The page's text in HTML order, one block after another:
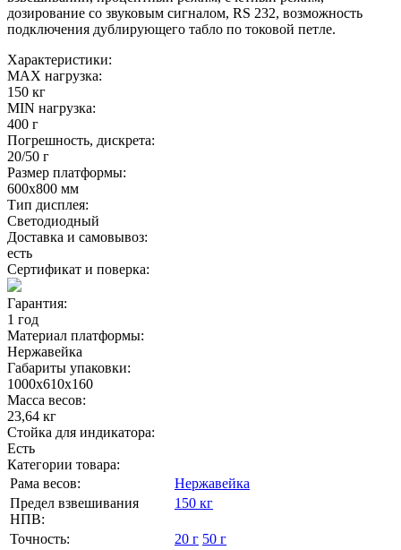
дозирование со звуковым сигналом, RS 232, возможность
подключения дублирующего табло по токовой петле.
Характеристики:
MAX нагрузка:
150 кг
MIN нагрузка:
400 г
Погрешность, дискрета:
20/50 г
Размер платформы:
600х800 мм
Тип дисплея:
Светодиодный
Доставка и самовывоз:
есть
Сертификат и поверка:
Гарантия:
1 год
Материал платформы:
Нержавейка
Габариты упаковки:
1000х610х160
Масса весов:
23,64 кг
Стойка для индикатора:
Есть
Категории товара:
Рама весов:
Нержавейка
Предел взвешивания
НПВ:
150 кг
Точность: 20 г 50 г